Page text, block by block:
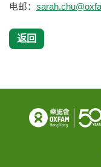
电邮：
返回